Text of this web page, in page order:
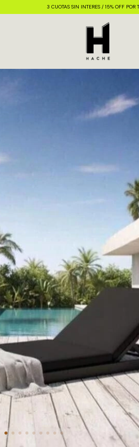
3 CUOTAS SIN INTERES / 15% OFF POR